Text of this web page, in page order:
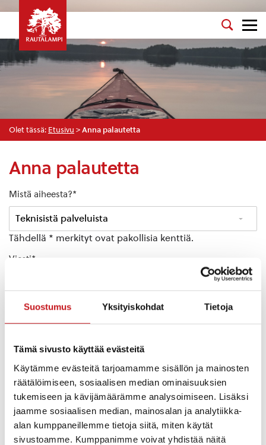
Suostumus Yksityiskohdat Tietoja
Tämä sivusto käyttää evästeitä
Käytämme evästeitä tarjoamamme sisällön ja mainosten
räätälöimiseen, sosiaalisen median ominaisuuksien
tukemiseen ja kävijämäärämme analysoimiseen. Lisäksi
jaamme sosiaalisen median, mainosalan ja analytiikka-
alan kumppaneillemme tietoja siitä, miten käytät
sivustoamme. Kumppanimme voivat yhdistää näitä
Olet tässä: Etusivu > Anna palautetta
Anna palautetta
Mistä aiheesta?*
Tähdellä * merkityt ovat pakollisia kenttiä.
Viesti*
Nimi